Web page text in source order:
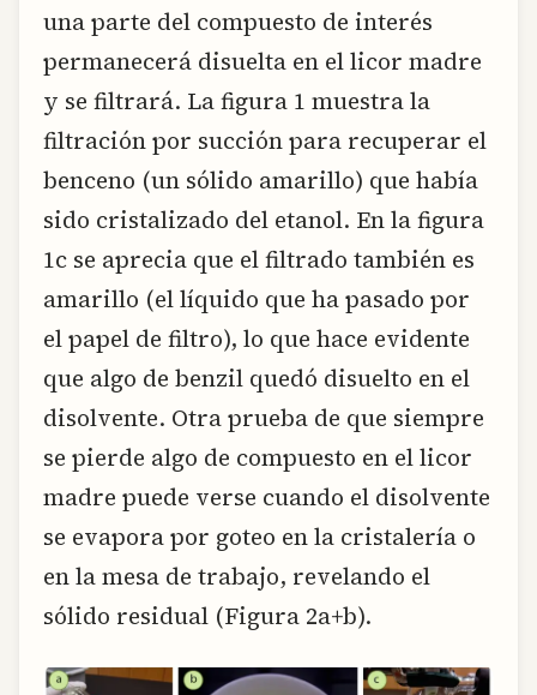
una parte del compuesto de interés
permanecerá disuelta en el licor madre
y se filtrará. La figura 1 muestra la
filtración por succión para recuperar el
benceno (un sólido amarillo) que había
sido cristalizado del etanol. En la figura
1c se aprecia que el filtrado también es
amarillo (el líquido que ha pasado por
el papel de filtro), lo que hace evidente
que algo de benzil quedó disuelto en el
disolvente. Otra prueba de que siempre
se pierde algo de compuesto en el licor
madre puede verse cuando el disolvente
se evapora por goteo en la cristalería o
en la mesa de trabajo, revelando el
sólido residual (Figura 2a+b).